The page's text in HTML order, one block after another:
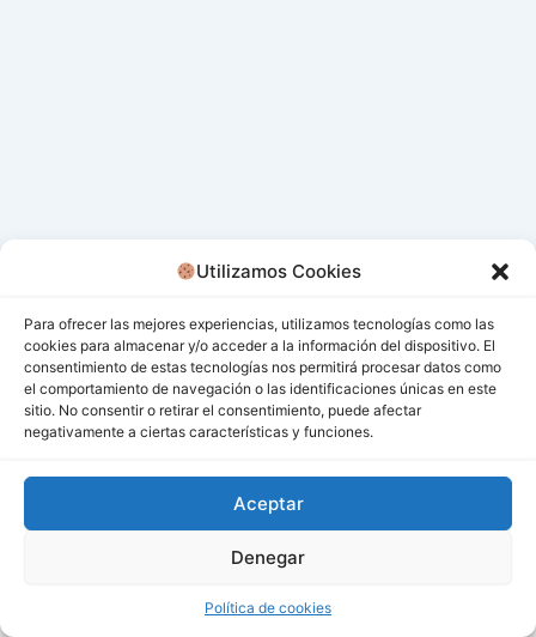
Utilizamos Cookies
Para ofrecer las mejores experiencias, utilizamos tecnologías como las
cookies para almacenar y/o acceder a la información del dispositivo. El
consentimiento de estas tecnologías nos permitirá procesar datos como
el comportamiento de navegación o las identificaciones únicas en este
sitio. No consentir o retirar el consentimiento, puede afectar
negativamente a ciertas características y funciones.
Aceptar
Denegar
Política de cookies
Todos los derechos © 2026 San Miguel De Los Bancos |